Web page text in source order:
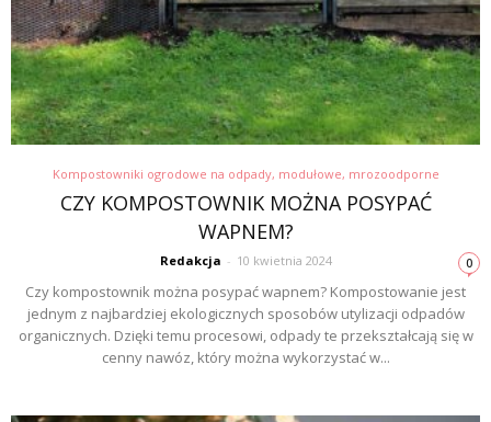
Kompostowniki ogrodowe na odpady, modułowe, mrozoodporne
CZY KOMPOSTOWNIK MOŻNA POSYPAĆ
WAPNEM?
Redakcja - 10 kwietnia 2024 0
Czy kompostownik można posypać wapnem? Kompostowanie jest
jednym z najbardziej ekologicznych sposobów utylizacji odpadów
organicznych. Dzięki temu procesowi, odpady te przekształcają się w
cenny nawóz, który można wykorzystać w...